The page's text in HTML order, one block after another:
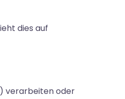
dies auf
verarbeiten oder